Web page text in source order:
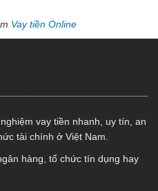
Vay tiền Online
vay tiền nhanh, uy tín, an
tài chính ở Việt Nam.
hàng, tổ chức tín dụng hay